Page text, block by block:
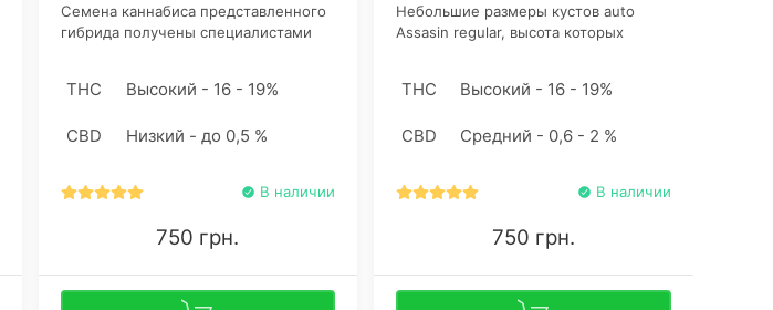
Семена каннабиса представленного
гибрида получены специалистами
Shark и Ruderalis. Стрейн подходит
дебютного грова.
THC Высокий - 16 - 19%
CBD Низкий - до 0,5 %
В наличии
750 грн.
Небольшие размеры кустов auto
Assasin regular, высота которых
растения очень популярными
THC Высокий - 16 - 19%
CBD Средний - 0,6 - 2 %
В наличии
750 грн.